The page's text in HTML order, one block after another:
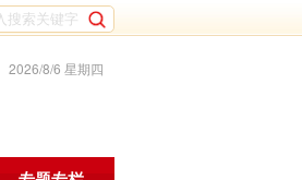
2026/8/6 星期四